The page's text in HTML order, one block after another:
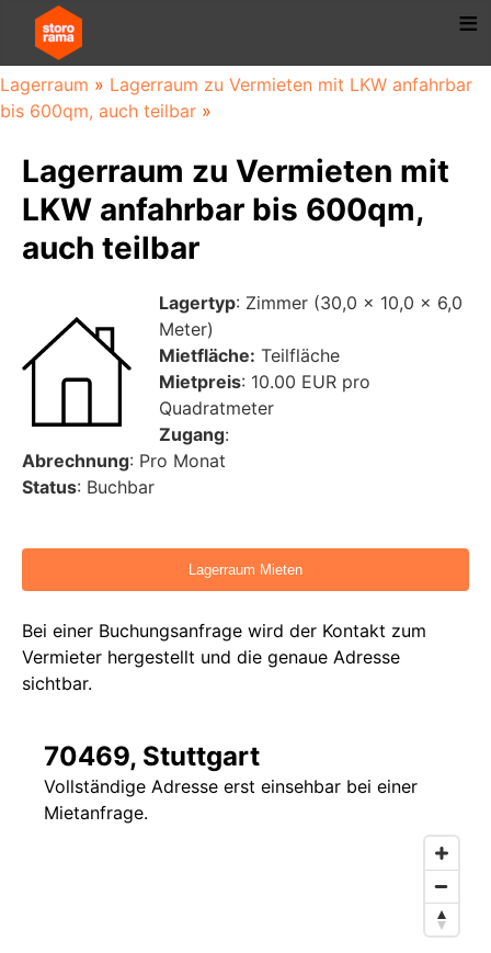
Lagerraum » Lagerraum zu Vermieten mit LKW anfahrbar
bis 600qm, auch teilbar »
Lagerraum zu Vermieten mit
LKW anfahrbar bis 600qm,
auch teilbar
Lagertyp: Zimmer (30,0 x 10,0 x 6,0
Meter)
Mietfläche: Teilfläche
Mietpreis: 10.00 EUR pro
Quadratmeter
Zugang:
Abrechnung: Pro Monat
Status: Buchbar
Bei einer Buchungsanfrage wird der Kontakt zum
Vermieter hergestellt und die genaue Adresse
sichtbar.
70469, Stuttgart
Vollständige Adresse erst einsehbar bei einer
Mietanfrage.